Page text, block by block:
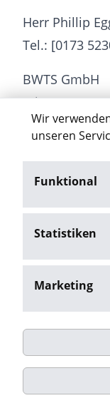
Wir
unseren
Funktional
Statistiken
Marketing
Herr Phillip
Tel.: [0173
BWTS GmbH
Erlenweg 6
18198
Impressum
Datenschutz